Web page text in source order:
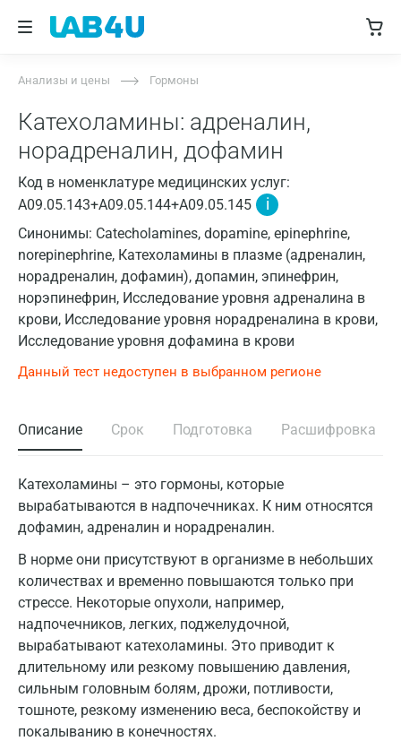
Анализы и цены Гормоны
Катехоламины: адреналин,
норадреналин, дофамин
Код в номенклатуре медицинских услуг:
A09.05.143+A09.05.144+A09.05.145
i
Синонимы: Catecholamines, dopamine, epinephrine,
norepinephrine, Катехоламины в плазме (адреналин,
норадреналин, дофамин), допамин, эпинефрин,
норэпинефрин, Исследование уровня адреналина в
крови, Исследование уровня норадреналина в крови,
Исследование уровня дофамина в крови
Данный тест недоступен в выбранном регионе
Описание Срок Подготовка Расшифровка
Катехоламины – это гормоны, которые
вырабатываются в надпочечниках. К ним относятся
дофамин, адреналин и норадреналин.
В норме они присутствуют в организме в небольших
количествах и временно повышаются только при
стрессе. Некоторые опухоли, например,
надпочечников, легких, поджелудочной,
вырабатывают катехоламины. Это приводит к
длительному или резкому повышению давления,
сильным головным болям, дрожи, потливости,
тошноте, резкому изменению веса, беспокойству и
покалыванию в конечностях.